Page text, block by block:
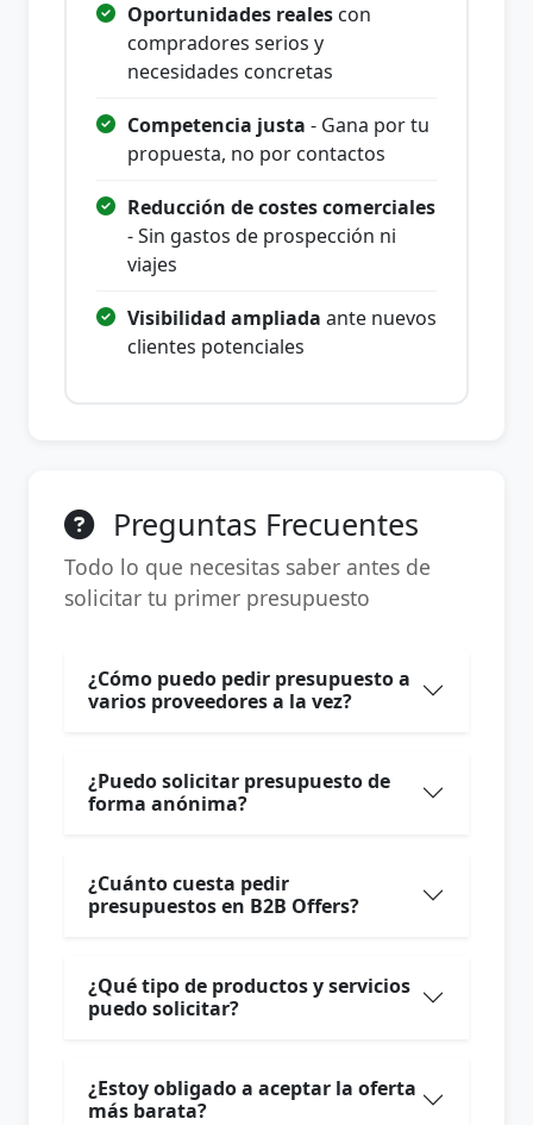
Oportunidades reales con
compradores serios y
necesidades concretas
Competencia justa - Gana por tu
propuesta, no por contactos
Reducción de costes comerciales
- Sin gastos de prospección ni
viajes
Visibilidad ampliada ante nuevos
clientes potenciales
Preguntas Frecuentes
Todo lo que necesitas saber antes de
solicitar tu primer presupuesto
¿Cómo puedo pedir presupuesto a
varios proveedores a la vez?
¿Puedo solicitar presupuesto de
forma anónima?
¿Cuánto cuesta pedir
presupuestos en B2B Offers?
¿Qué tipo de productos y servicios
puedo solicitar?
¿Estoy obligado a aceptar la oferta
más barata?